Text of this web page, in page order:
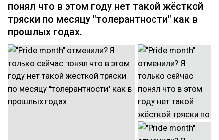
понял что в этом году нет такой жёсткой
тряски по месяцу "толерантности" как в
прошлых годах.